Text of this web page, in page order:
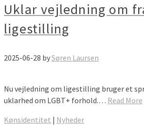
Uklar vejledning om
ligestilling
2025-06-28 bySøren Laursen
Nu vejledning om ligestilling bruger et
uklarhed om LGBT+ forhold.… Read More
Kønsidentitet | Nyheder